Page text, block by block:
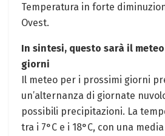
Temperatura in forte
Ovest.
In sintesi, questo sarà⁢ il
giorni
Il meteo per i prossimi⁤ giorni
un’alternanza di giornate
possibili precipitazioni. La
tra i 7°C e i 18°C, con una